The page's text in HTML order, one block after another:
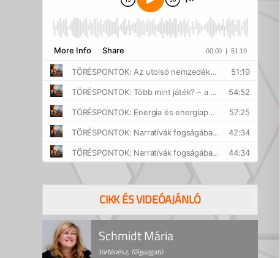
CIKK ÉS VIDEÓAJÁNLÓ
Schmidt Mária
történész, főigazgató